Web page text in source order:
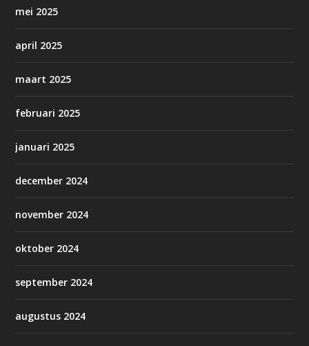
mei 2025
april 2025
maart 2025
februari 2025
januari 2025
december 2024
november 2024
oktober 2024
september 2024
augustus 2024